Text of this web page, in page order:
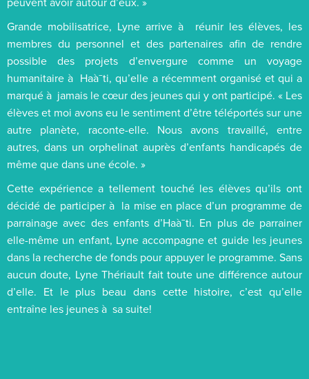
Grande mobilisatrice, Lyne arrive à réunir les élèves, les
membres du personnel et des partenaires afin de rendre
possible des projets d’envergure comme un voyage
humanitaire à Haà¯ti, qu’elle a récemment organisé et qui a
marqué à jamais le cœur des jeunes qui y ont participé. « Les
élèves et moi avons eu le sentiment d’être téléportés sur une
autre planète, raconte-elle. Nous avons travaillé, entre
autres, dans un orphelinat auprès d’enfants handicapés de
même que dans une école. »
Cette expérience a tellement touché les élèves qu’ils ont
décidé de participer à la mise en place d’un programme de
parrainage avec des enfants d’Haà¯ti. En plus de parrainer
elle-même un enfant, Lyne accompagne et guide les jeunes
dans la recherche de fonds pour appuyer le programme. Sans
aucun doute, Lyne Thériault fait toute une différence autour
d’elle. Et le plus beau dans cette histoire, c’est qu’elle
entraîne les jeunes à sa suite!